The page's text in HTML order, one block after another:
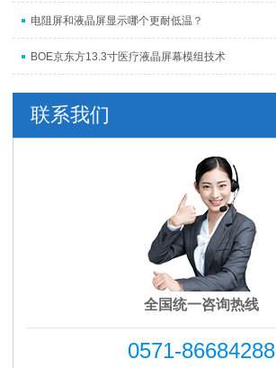
电阻屏和液晶屏显示哪个更耐低温？
BOE京东方13.3寸医疗液晶屏幕模组技术
联系我们
全国统一咨询热线
0571-86684288